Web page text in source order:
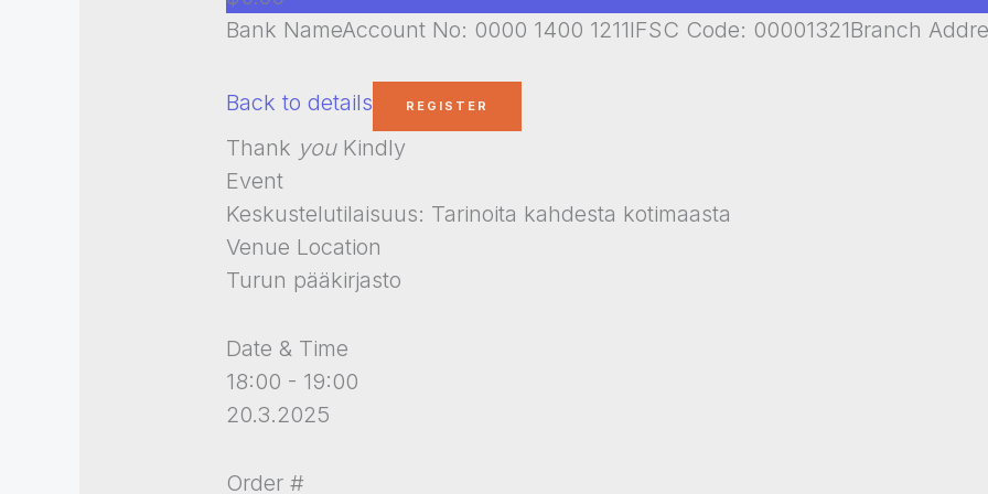
Bank NameAccount No: 0000 1400 1211IFSC Code: 00001321Branch
Back to details
Thank youKindly
Event
Keskustelutilaisuus: Tarinoita kahdesta kotimaasta
Venue Location
Turun pääkirjasto
Date & Time
18:00 - 19:00
20.3.2025
Order #